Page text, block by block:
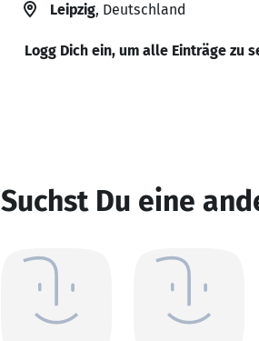
Leipzig, Deutschland
Logg Dich ein, um alle Einträge zu
Suchst Du eine